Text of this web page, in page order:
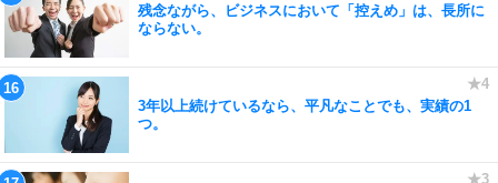
残念ながら、ビジネスにおいて「控えめ」は、長所に
ならない。
3年以上続けているなら、平凡なことでも、実績の1
つ。